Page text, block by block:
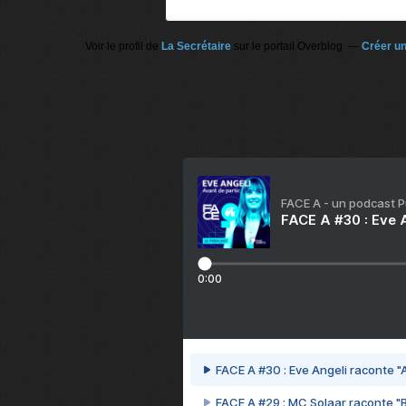
Voir le profil de La Secrétaire sur le portail Overblog Créer
FACE A - un podcast
FACE A #30 :
0:00
FACE A #30 : Eve Angeli raconte
FACE A #29 : MC Solaar raconte